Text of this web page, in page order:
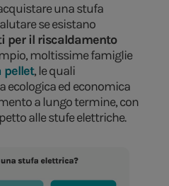
una stufa
se esistano
per il riscaldamento
moltissime famiglie
pellet, le quali
ecologica ed economica
a lungo termine, con
alle stufe elettriche.